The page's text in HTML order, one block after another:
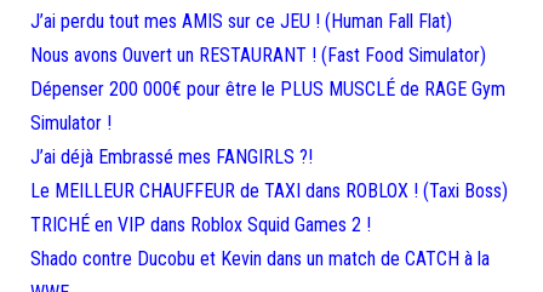
J’ai perdu tout mes AMIS sur ce JEU ! (Human Fall Flat)
Nous avons Ouvert un RESTAURANT ! (Fast Food Simulator)
Dépenser 200 000€ pour être le PLUS MUSCLÉ de RAGE Gym
Simulator !
J’ai déjà Embrassé mes FANGIRLS ?!
Le MEILLEUR CHAUFFEUR de TAXI dans ROBLOX ! (Taxi Boss)
TRICHÉ en VIP dans Roblox Squid Games 2 !
Shado contre Ducobu et Kevin dans un match de CATCH à la